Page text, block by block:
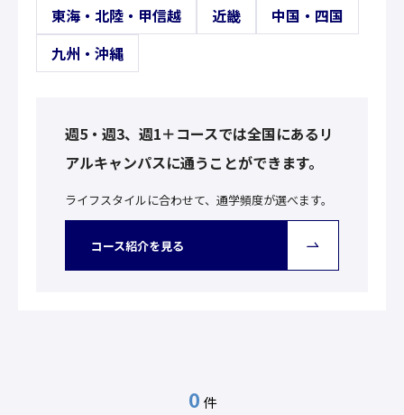
東海・北陸・甲信越
近畿
中国・四国
九州・沖縄
週5・週3、週1＋コースでは全国にあるリ
アルキャンパスに通うことができます。
ライフスタイルに合わせて、通学頻度が選べます。
コース紹介を見る
0